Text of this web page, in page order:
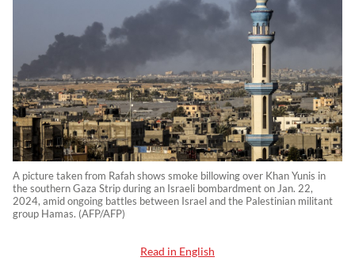
A picture taken from Rafah shows smoke billowing over Khan Yunis in
the southern Gaza Strip during an Israeli bombardment on Jan. 22,
2024, amid ongoing battles between Israel and the Palestinian militant
group Hamas. (AFP/AFP)
Read in English